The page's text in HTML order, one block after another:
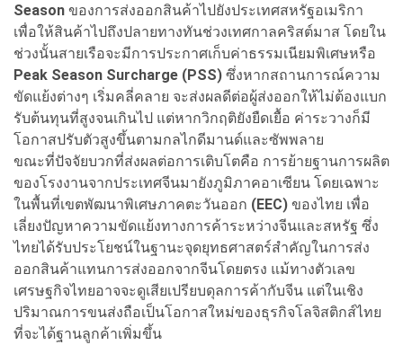
Season ของการส่งออกสินค้าไปยังประเทศสหรัฐอเมริกา
เพื่อให้สินค้าไปถึงปลายทางทันช่วงเทศกาลคริสต์มาส โดยใน
ช่วงนั้นสายเรือจะมีการประกาศเก็บค่าธรรมเนียมพิเศษหรือ
Peak Season Surcharge (PSS) ซึ่งหากสถานการณ์ความ
ขัดแย้งต่างๆ เริ่มคลี่คลาย จะส่งผลดีต่อผู้ส่งออกให้ไม่ต้องแบก
รับต้นทุนที่สูงจนเกินไป แต่หากวิกฤติยังยืดเยื้อ ค่าระวางก็มี
โอกาสปรับตัวสูงขึ้นตามกลไกดีมานด์และซัพพลาย
ขณะที่ปัจจัยบวกที่ส่งผลต่อการเติบโตคือ การย้ายฐานการผลิต
ของโรงงานจากประเทศจีนมายังภูมิภาคอาเซียน โดยเฉพาะ
ในพื้นที่เขตพัฒนาพิเศษภาคตะวันออก (EEC) ของไทย เพื่อ
เลี่ยงปัญหาความขัดแย้งทางการค้าระหว่างจีนและสหรัฐ ซึ่ง
ไทยได้รับประโยชน์ในฐานะจุดยุทธศาสตร์สำคัญในการส่ง
ออกสินค้าแทนการส่งออกจากจีนโดยตรง แม้ทางตัวเลข
เศรษฐกิจไทยอาจจะดูเสียเปรียบดุลการค้ากับจีน แต่ในเชิง
ปริมาณการขนส่งถือเป็นโอกาสใหม่ของธุรกิจโลจิสติกส์ไทย
ที่จะได้ฐานลูกค้าเพิ่มขึ้น